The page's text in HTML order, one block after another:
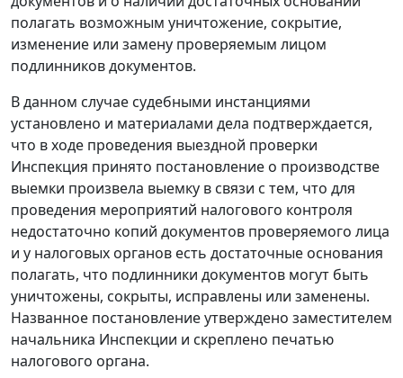
полагать возможным уничтожение, сокрытие,
изменение или замену проверяемым лицом
подлинников документов.
В данном случае судебными инстанциями
установлено и материалами дела подтверждается,
что в ходе проведения выездной проверки
Инспекция принято постановление о производстве
выемки произвела выемку в связи с тем, что для
проведения мероприятий налогового контроля
недостаточно копий документов проверяемого лица
и у налоговых органов есть достаточные основания
полагать, что подлинники документов могут быть
уничтожены, сокрыты, исправлены или заменены.
Названное постановление утверждено заместителем
начальника Инспекции и скреплено печатью
налогового органа.